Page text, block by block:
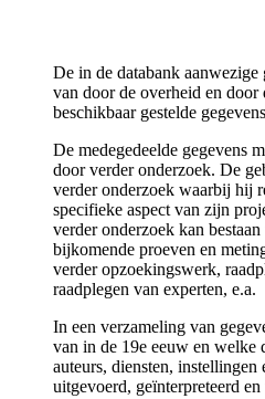
De in de databank
van door de overheid en
beschikbaar gestelde
De medegedeelde gegevens
door verder onderzoek. De
verder onderzoek waarbij hij
specifieke aspect van zijn
verder onderzoek kan
bijkomende proeven en
verder opzoekingswerk,
raadplegen van experten, e.a.
In een verzameling van
van in de 19e eeuw en welke
auteurs, diensten,
uitgevoerd, geïnterpreteerd